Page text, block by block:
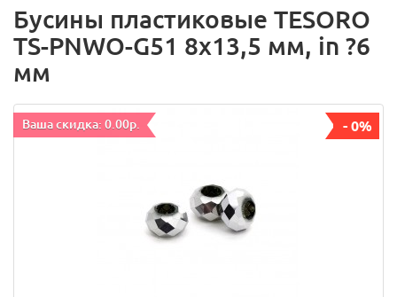
Бусины пластиковые TESОRO
TS-PNWO-G51 8х13,5 мм, in ?6
мм
Ваша скидка: 0.00р. - 0%